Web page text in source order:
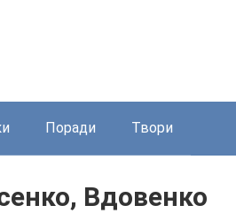
Поради Твори
Вдовенко